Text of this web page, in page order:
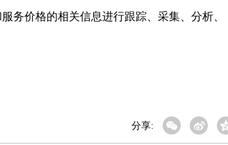
价格的相关信息进行跟踪、采集、分析、
分享: